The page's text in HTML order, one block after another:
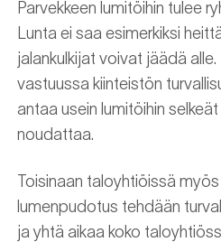
Parvekkeen lumitöihin tulee
Lunta ei saa esimerkiksi
jalankulkijat voivat jäädä
vastuussa kiinteistön
antaa usein lumitöihin
noudattaa.
Toisinaan taloyhtiöissä
lumenpudotus tehdään
ja yhtä aikaa koko